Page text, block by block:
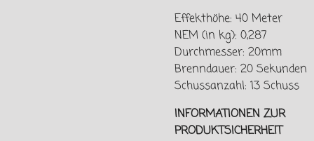
Effekthöhe: 40 Meter
NEM (in kg): 0,287
Durchmesser: 20mm
Brenndauer: 20 Sekunden
Schussanzahl: 13 Schuss
INFORMATIONEN ZUR
PRODUKTSICHERHEIT